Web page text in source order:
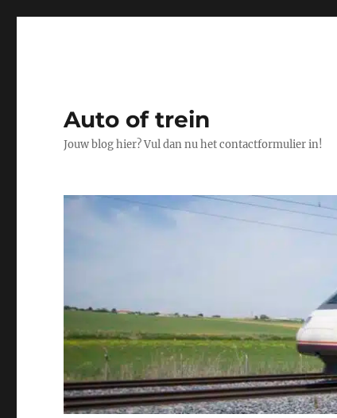
Auto of trein
Jouw blog hier? Vul dan nu het contactformulier in!